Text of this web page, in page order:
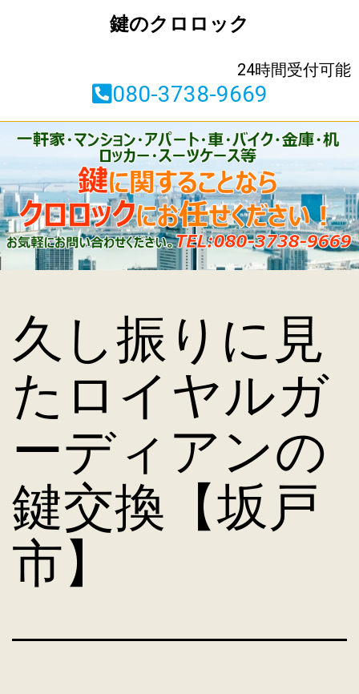
鍵のクロロック
24時間受付可能
080-3738-9669
久し振りに見
たロイヤルガ
ーディアンの
鍵交換【坂戸
市】